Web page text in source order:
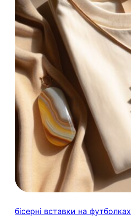
бісерні вставки на футболках